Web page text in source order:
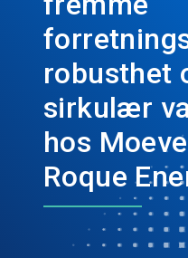
robusthet
sirkulær
hos
Roque